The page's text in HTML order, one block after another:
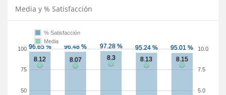
Media y % Satisfacción
50
75
100
5.0
7.5
10.0
% Satisfacción
Media